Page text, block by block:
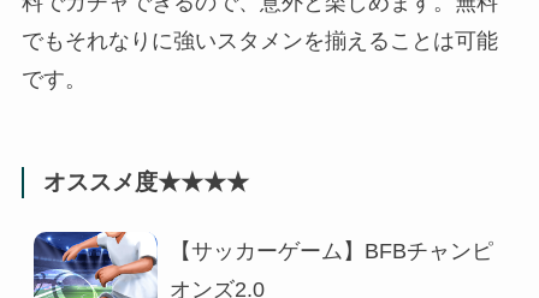
でもそれなりに強いスタメンを揃えることは可能
です。
オススメ度★★★★
【サッカーゲーム】BFBチャンピ
オンズ2.0